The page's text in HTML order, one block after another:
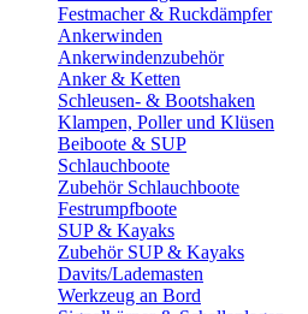
Festmacher & Ruckdämpfer
Ankerwinden
Ankerwindenzubehör
Anker & Ketten
Schleusen- & Bootshaken
Klampen, Poller und Klüsen
Beiboote & SUP
Schlauchboote
Zubehör Schlauchboote
Festrumpfboote
SUP & Kayaks
Zubehör SUP & Kayaks
Davits/Lademasten
Werkzeug an Bord